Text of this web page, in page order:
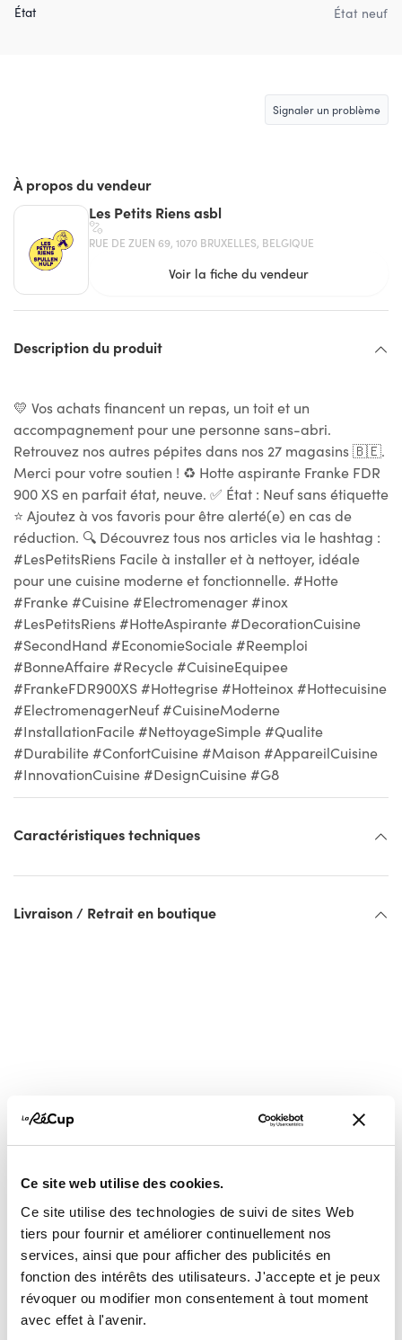
Ce site web utilise des cookies.
Ce site utilise des technologies de suivi de sites Web
tiers pour fournir et améliorer continuellement nos
services, ainsi que pour afficher des publicités en
fonction des intérêts des utilisateurs. J'accepte et je peux
révoquer ou modifier mon consentement à tout moment
avec effet à l'avenir.
État État neuf
Signaler un problème
À propos du vendeur
Les Petits Riens asbl
RUE DE ZUEN 69, 1070 BRUXELLES, BELGIQUE
Voir la fiche du vendeur
Description du produit
💛 Vos achats financent un repas, un toit et un
accompagnement pour une personne sans-abri.
Retrouvez nos autres pépites dans nos 27 magasins 🇧🇪.
Merci pour votre soutien ! ♻ Hotte aspirante Franke FDR
900 XS en parfait état, neuve. ✅ État : Neuf sans étiquette
⭐ Ajoutez à vos favoris pour être alerté(e) en cas de
réduction. 🔍 Découvrez tous nos articles via le hashtag :
#LesPetitsRiens Facile à installer et à nettoyer, idéale
pour une cuisine moderne et fonctionnelle. #Hotte
#Franke #Cuisine #Electromenager #inox
#LesPetitsRiens #HotteAspirante #DecorationCuisine
#SecondHand #EconomieSociale #Reemploi
#BonneAffaire #Recycle #CuisineEquipee
#FrankeFDR900XS #Hottegrise #Hotteinox #Hottecuisine
#ElectromenagerNeuf #CuisineModerne
#InstallationFacile #NettoyageSimple #Qualite
#Durabilite #ConfortCuisine #Maison #AppareilCuisine
#InnovationCuisine #DesignCuisine #G8
Caractéristiques techniques
Livraison / Retrait en boutique
Vous pourriez aussi
aimer...
GROS ÉLECTRO GROS ÉLECTRO